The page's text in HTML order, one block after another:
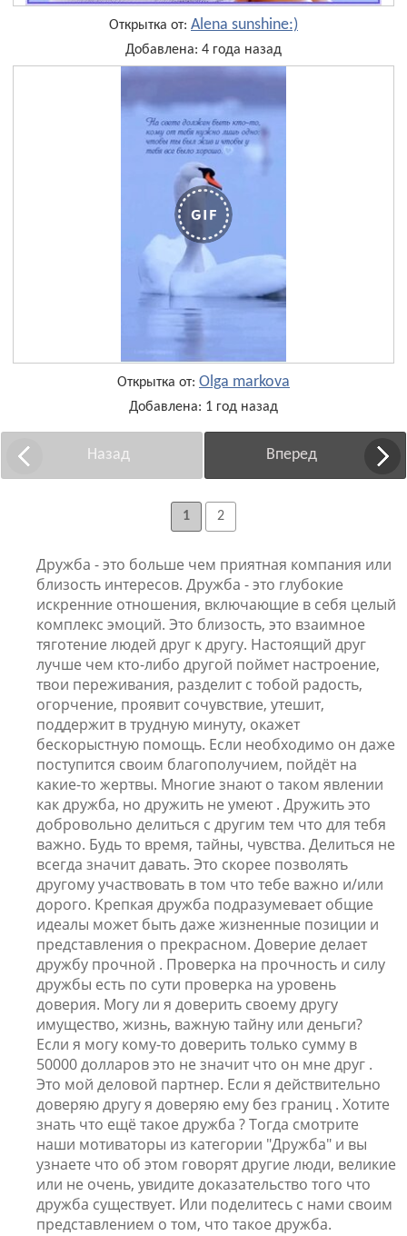
Открытка от: Alena sunshine:)
Добавлена: 4 года назад
Открытка от: Olga markova
Добавлена: 1 год назад
Назад Вперед
1 2
Дружба - это больше чем приятная компания или
близость интересов. Дружба - это глубокие
искренние отношения, включающие в себя целый
комплекс эмоций. Это близость, это взаимное
тяготение людей друг к другу. Настоящий друг
лучше чем кто-либо другой поймет настроение,
твои переживания, разделит с тобой радость,
огорчение, проявит сочувствие, утешит,
поддержит в трудную минуту, окажет
бескорыстную помощь. Если необходимо он даже
поступится своим благополучием, пойдёт на
какие-то жертвы. Многие знают о таком явлении
как дружба, но дружить не умеют . Дружить это
добровольно делиться с другим тем что для тебя
важно. Будь то время, тайны, чувства. Делиться не
всегда значит давать. Это скорее позволять
другому участвовать в том что тебе важно и/или
дорого. Крепкая дружба подразумевает общие
идеалы может быть даже жизненные позиции и
представления о прекрасном. Доверие делает
дружбу прочной . Проверка на прочность и силу
дружбы есть по сути проверка на уровень
доверия. Могу ли я доверить своему другу
имущество, жизнь, важную тайну или деньги?
Если я могу кому-то доверить только сумму в
50000 долларов это не значит что он мне друг .
Это мой деловой партнер. Если я действительно
доверяю другу я доверяю ему без границ . Хотите
знать что ещё такое дружба ? Тогда смотрите
наши мотиваторы из категории "Дружба" и вы
узнаете что об этом говорят другие люди, великие
или не очень, увидите доказательство того что
дружба существует. Или поделитесь с нами своим
представлением о том, что такое дружба.